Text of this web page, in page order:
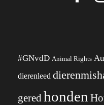
#GNvdD Animal Rights
dierenleed
gered honden